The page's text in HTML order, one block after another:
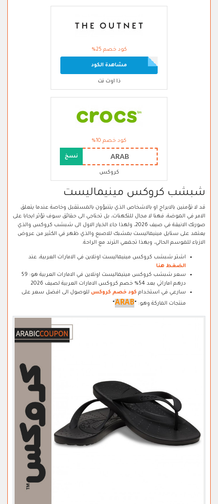
كود خصم 25%
مشاهدة الكود
ذا اوت نت
كود خصم 10%
ARAB نسخ
كروكس
شبشب كروكس مينيماليست
قد لا تؤمنين بالابراج او بالاشخاص الذي يتنبؤون بالمستقبل وخاصة عندما يتعلق
الامر في الموضة، فهنا لا مجال للتكهنات، بل تحتاجي الى حقائق سوف تؤثر ايجابا على
صورتك الانيقة في صيف 2026، ولهذا جاء الخيار الاول الى شبشب كروكس والذي
يعتمد على ستايل مينيماليست بمشبك للاصبع والذي ظهر في الكثير من عروض
الازياء للموسم الحالي، وبهذا تجمعي الترند مع الراحة.
اشتر شبشب كروكس مينيماليست اونلاين في الامارات العربية، عند
الضغط هنا
سعر شبشب كروكس مينيماليست اونلاين في الامارات العربية هو: 59
درهم اماراتي بعد 54% خصم كروكس الامارات العربية لصيف 2026
سارعي في استخدام كود خصم كروكس للوصول الى افضل سعر على
منتجات الماركة وهو: "
ARAB
"